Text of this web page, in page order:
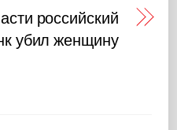
российский
убил женщину